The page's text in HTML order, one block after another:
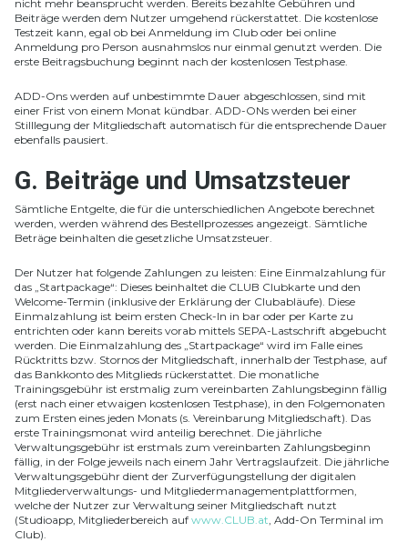
nicht mehr beansprucht werden. Bereits bezahlte Gebühren und
Beiträge werden dem Nutzer umgehend rückerstattet. Die kostenlose
Testzeit kann, egal ob bei Anmeldung im Club oder bei online
Anmeldung pro Person ausnahmslos nur einmal genutzt werden. Die
erste Beitragsbuchung beginnt nach der kostenlosen Testphase.
ADD-Ons werden auf unbestimmte Dauer abgeschlossen, sind mit
einer Frist von einem Monat kündbar. ADD-ONs werden bei einer
Stilllegung der Mitgliedschaft automatisch für die entsprechende Dauer
ebenfalls pausiert.
G. Beiträge und Umsatzsteuer
Sämtliche Entgelte, die für die unterschiedlichen Angebote berechnet
werden, werden während des Bestellprozesses angezeigt. Sämtliche
Beträge beinhalten die gesetzliche Umsatzsteuer.
Der Nutzer hat folgende Zahlungen zu leisten: Eine Einmalzahlung für
das „Startpackage“: Dieses beinhaltet die CLUB Clubkarte und den
Welcome-Termin (inklusive der Erklärung der Clubabläufe). Diese
Einmalzahlung ist beim ersten Check-In in bar oder per Karte zu
entrichten oder kann bereits vorab mittels SEPA-Lastschrift abgebucht
werden. Die Einmalzahlung des „Startpackage“ wird im Falle eines
Rücktritts bzw. Stornos der Mitgliedschaft, innerhalb der Testphase, auf
das Bankkonto des Mitglieds rückerstattet. Die monatliche
Trainingsgebühr ist erstmalig zum vereinbarten Zahlungsbeginn fällig
(erst nach einer etwaigen kostenlosen Testphase), in den Folgemonaten
zum Ersten eines jeden Monats (s. Vereinbarung Mitgliedschaft). Das
erste Trainingsmonat wird anteilig berechnet. Die jährliche
Verwaltungsgebühr ist erstmals zum vereinbarten Zahlungsbeginn
fällig, in der Folge jeweils nach einem Jahr Vertragslaufzeit. Die jährliche
Verwaltungsgebühr dient der Zurverfügungstellung der digitalen
Mitgliederverwaltungs- und Mitgliedermanagementplattformen,
welche der Nutzer zur Verwaltung seiner Mitgliedschaft nutzt
(Studioapp, Mitgliederbereich auf www.CLUB.at, Add-On Terminal im
Club).